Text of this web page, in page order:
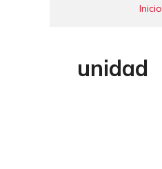
Inicio
unidad